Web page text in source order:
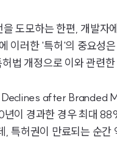
도모하는 한편, 개발
이러한 '특허'의 중요성
법 개정으로 이와 관련
after Branded
이 경과한 경우 최대
특허권이 만료되는 순